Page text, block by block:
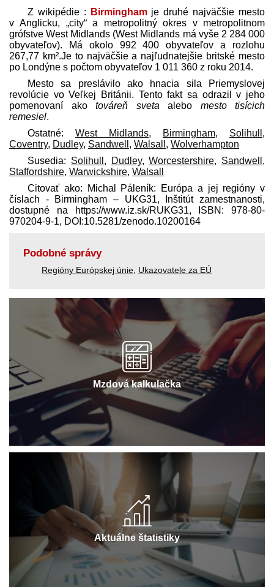
Z wikipédie : Birminghamje druhé najväčšie mesto
v Anglicku, „city“ a metropolitný okres v metropolitnom
grófstve West Midlands (West Midlands má vyše 2 284 000
obyvateľov). Má okolo 992 400 obyvateľov a rozlohu
267,77 km².Je to najväčšie a najľudnatejšie britské mesto
po Londýne s počtom obyvateľov 1 011 360 z roku 2014.
Mesto sa preslávilo ako hnacia sila Priemyslovej
revolúcie vo Veľkej Británii. Tento fakt sa odrazil v jeho
pomenovaní ako továreň sveta alebo mesto tisícich
remesiel.
Ostatné: West Midlands, Birmingham, Solihull ,
Coventry, Dudley, Sandwell , Walsall , Wolverhampton
Susedia: Solihull , Dudley,Worcestershire, Sandwell ,
Staffordshire, Warwickshire, Walsall
Citovať ako: Michal Páleník: Európa a jej regióny v
číslach - Birmingham – UKG31, Inštitút zamestnanosti,
dostupné na https://www.iz.sk/​RUKG31, ISBN: 978-80-
970204-9-1, DOI:10.5281/zenodo.10200164
Podobné správy
Regióny Európskej únie Ukazovatele za EÚ
Mzdová kalkulačka
Aktuálne štatistiky